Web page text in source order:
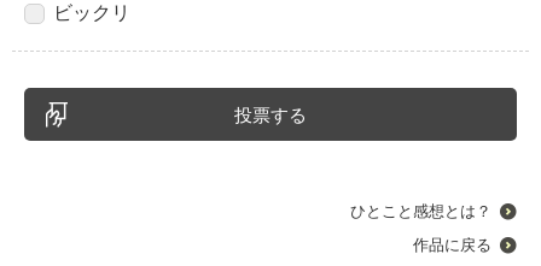
ビックリ
ひとこと感想とは？
作品に戻る